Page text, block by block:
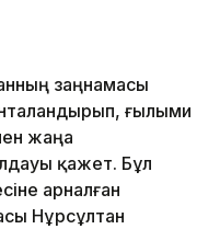
заңнамасы
ғылыми
жаңа
қажет. Бұл
арналған
Нұрсұлтан